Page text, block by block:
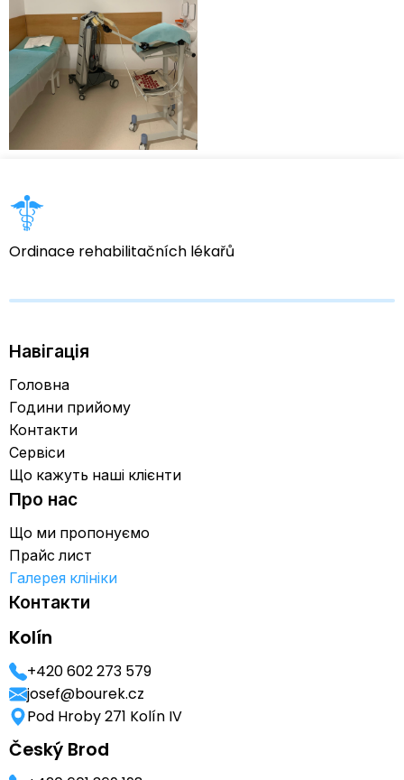
Ordinace rehabilitačních lékařů
Навігація
Головна
Години прийому
Контакти
Сервіси
Що кажуть наші клієнти
Про нас
Що ми пропонуємо
Прайс лист
Галерея клініки
Контакти
Kolín
+420 602 273 579
josef@bourek.cz
Pod Hroby 271 Kolín IV
Český Brod